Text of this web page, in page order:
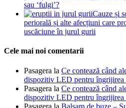
sau ‘fulgi’?
Cauze și
periorală și alte afecțiuni care
uscăciune în jurul gurii
Cele mai noi comentarii
Pasagera la Ce contează când
dispozitiv LED pentru îngrijirea
Pasagera la Ce contează când
dispozitiv LED pentru îngrijirea
Pasagera la Balsam de buze –